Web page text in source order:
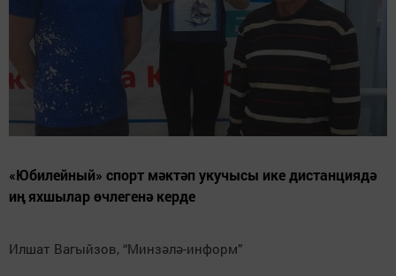
«Юбилейный» спорт мәктәп укучысы ике дистанциядә
иң яхшылар өчлегенә керде
Илшат Вагыйзов, “Минзәлә-информ”